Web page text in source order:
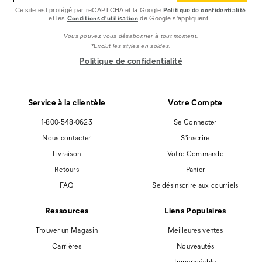
Service à la clientèle
1-800-548-0623
Nous contacter
Livraison
Retours
FAQ
Votre Compte
Se Connecter
S'inscrire
Votre Commande
Panier
Se désinscrire aux courriels
Ressources
Trouver un Magasin
Carrières
Liens Populaires
Meilleures ventes
Nouveautés
Ce site est protégé par reCAPTCHA et la Google Politique de confidentialité
et les Conditions d'utilisation de Google s'appliquent..
Vous pouvez vous désabonner à tout moment.
*Exclut les styles en soldes.
Politique de confidentialité